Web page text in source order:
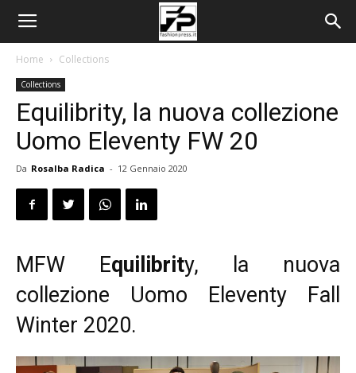
Home Collections
Collections
Equilibrity, la nuova collezione
Uomo Eleventy FW 20
Da Rosalba Radica - 12 Gennaio 2020
MFW Equilibrity, la nuova
collezione Uomo Eleventy Fall
Winter 2020.